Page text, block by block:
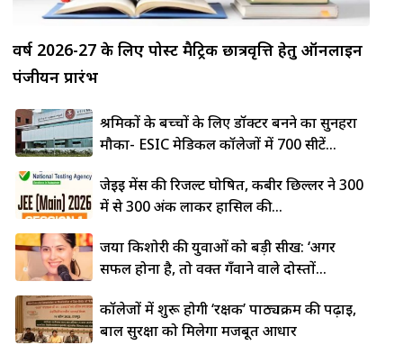
वर्ष 2026-27 के लिए पोस्ट मैट्रिक छात्रवृत्ति हेतु ऑनलाइन
पंजीयन प्रारंभ
श्रमिकों के बच्चों के लिए डॉक्टर बनने का सुनहरा
मौका- ESIC मेडिकल कॉलेजों में 700 सीटें...
जेईई मेंस की रिजल्ट घोषित, कबीर छिल्लर ने 300
में से 300 अंक लाकर हासिल की...
जया किशोरी की युवाओं को बड़ी सीख: ‘अगर
सफल होना है, तो वक्त गँवाने वाले दोस्तों...
कॉलेजों में शुरू होगी ‘रक्षक’ पाठ्यक्रम की पढ़ाई,
बाल सुरक्षा को मिलेगा मजबूत आधार